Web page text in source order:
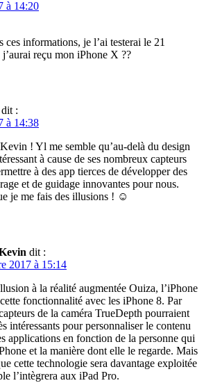
à 14:20
ces informations, je l’ai testerai le 21
reçu mon iPhone X ??
dit :
à 14:38
! Yl me semble qu’au-delà du design
à cause de ses nombreux capteurs
à des app tierces de développer des
et de guidage innovantes pour nous.
je me fais des illusions ! ☺️
dit :
2017 à 15:14
à la réalité augmentée Ouiza, l’iPhone
fonctionnalité avec les iPhone 8. Par
de la caméra TrueDepth pourraient
intéressants pour personnaliser le contenu
applications en fonction de la personne qui
et la manière dont elle le regarde. Mais
cette technologie sera davantage exploitée
l’intègrera aux iPad Pro.